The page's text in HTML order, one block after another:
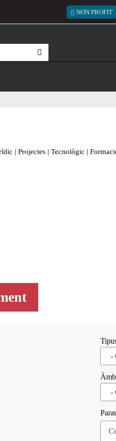
Menú
NON PROFIT
| Projectes | Tecnològic |